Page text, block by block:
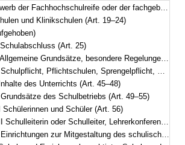
oder der fachgebundenen Hochschulreife an beruflichen Schulen
und Klinikschulen (Art. 19–24)
(Art. 25)
Grundsätze, besondere Regelungen für Pflichtschulen (Art. 26–34)
Sprengelpflicht, Gastschulverhältnisse, Wahl des schulischen Bildungswegs (Art. 35–44)
des Unterrichts (Art. 45–48)
des Schulbetriebs (Art. 49–55)
und Schüler (Art. 56)
oder Schulleiter, Lehrerkonferenz, Lehrkräfte und sonstiges Personal (Art. 57–61)
zur Mitgestaltung des schulischen Lebens (Art. 62–73)